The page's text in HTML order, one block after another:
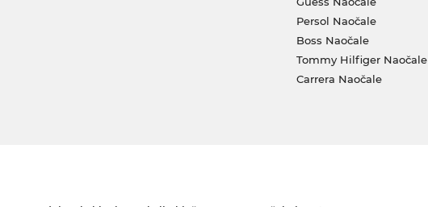
Persol Naočale
Boss Naočale
Tommy Hilfiger Naočale
Carrera Naočale